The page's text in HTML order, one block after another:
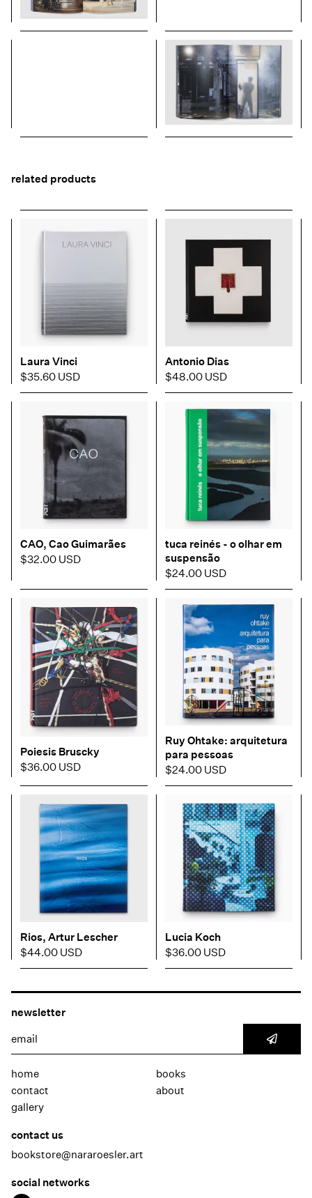
related products
Laura Vinci
$35.60 USD
Antonio Dias
$48.00 USD
CAO, Cao Guimarães
$32.00 USD
tuca reinés - o olhar em
suspensão
$24.00 USD
Poiesis Bruscky
$36.00 USD
Ruy Ohtake: arquitetura
para pessoas
$24.00 USD
Rios, Artur Lescher
$44.00 USD
Lucia Koch
$36.00 USD
newsletter
home
books
contact
about
gallery
contact us
bookstore@nararoesler.art
social networks